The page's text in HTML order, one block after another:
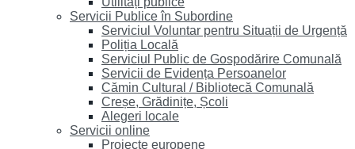
Servicii Publice în Subordine
Serviciul Voluntar pentru Situații de Urgență
Poliția Locală
Serviciul Public de Gospodărire Comunală
Servicii de Evidența Persoanelor
Cămin Cultural / Bibliotecă Comunală
Creșe, Grădinițe, Școli
Alegeri locale
Servicii online
Proiecte europene